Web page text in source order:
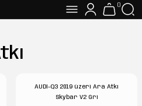
0
AUDI-Q3 2019 üzeri Ara Atkı
Skybar V2 Gri